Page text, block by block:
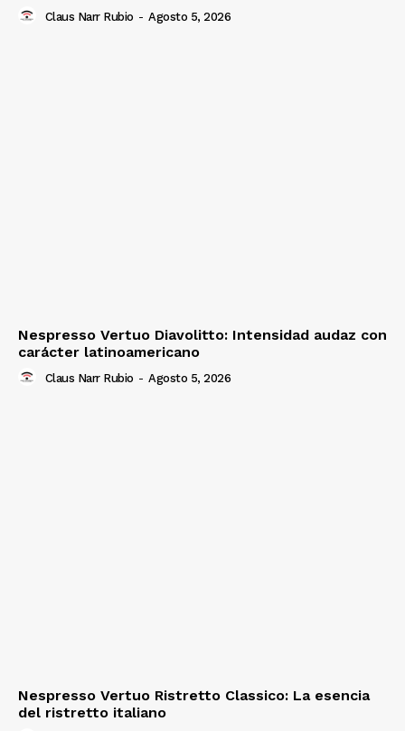
Claus Narr Rubio - Agosto 5, 2026
Nespresso Vertuo Diavolitto: Intensidad audaz con
carácter latinoamericano
Claus Narr Rubio - Agosto 5, 2026
Nespresso Vertuo Ristretto Classico: La esencia
del ristretto italiano